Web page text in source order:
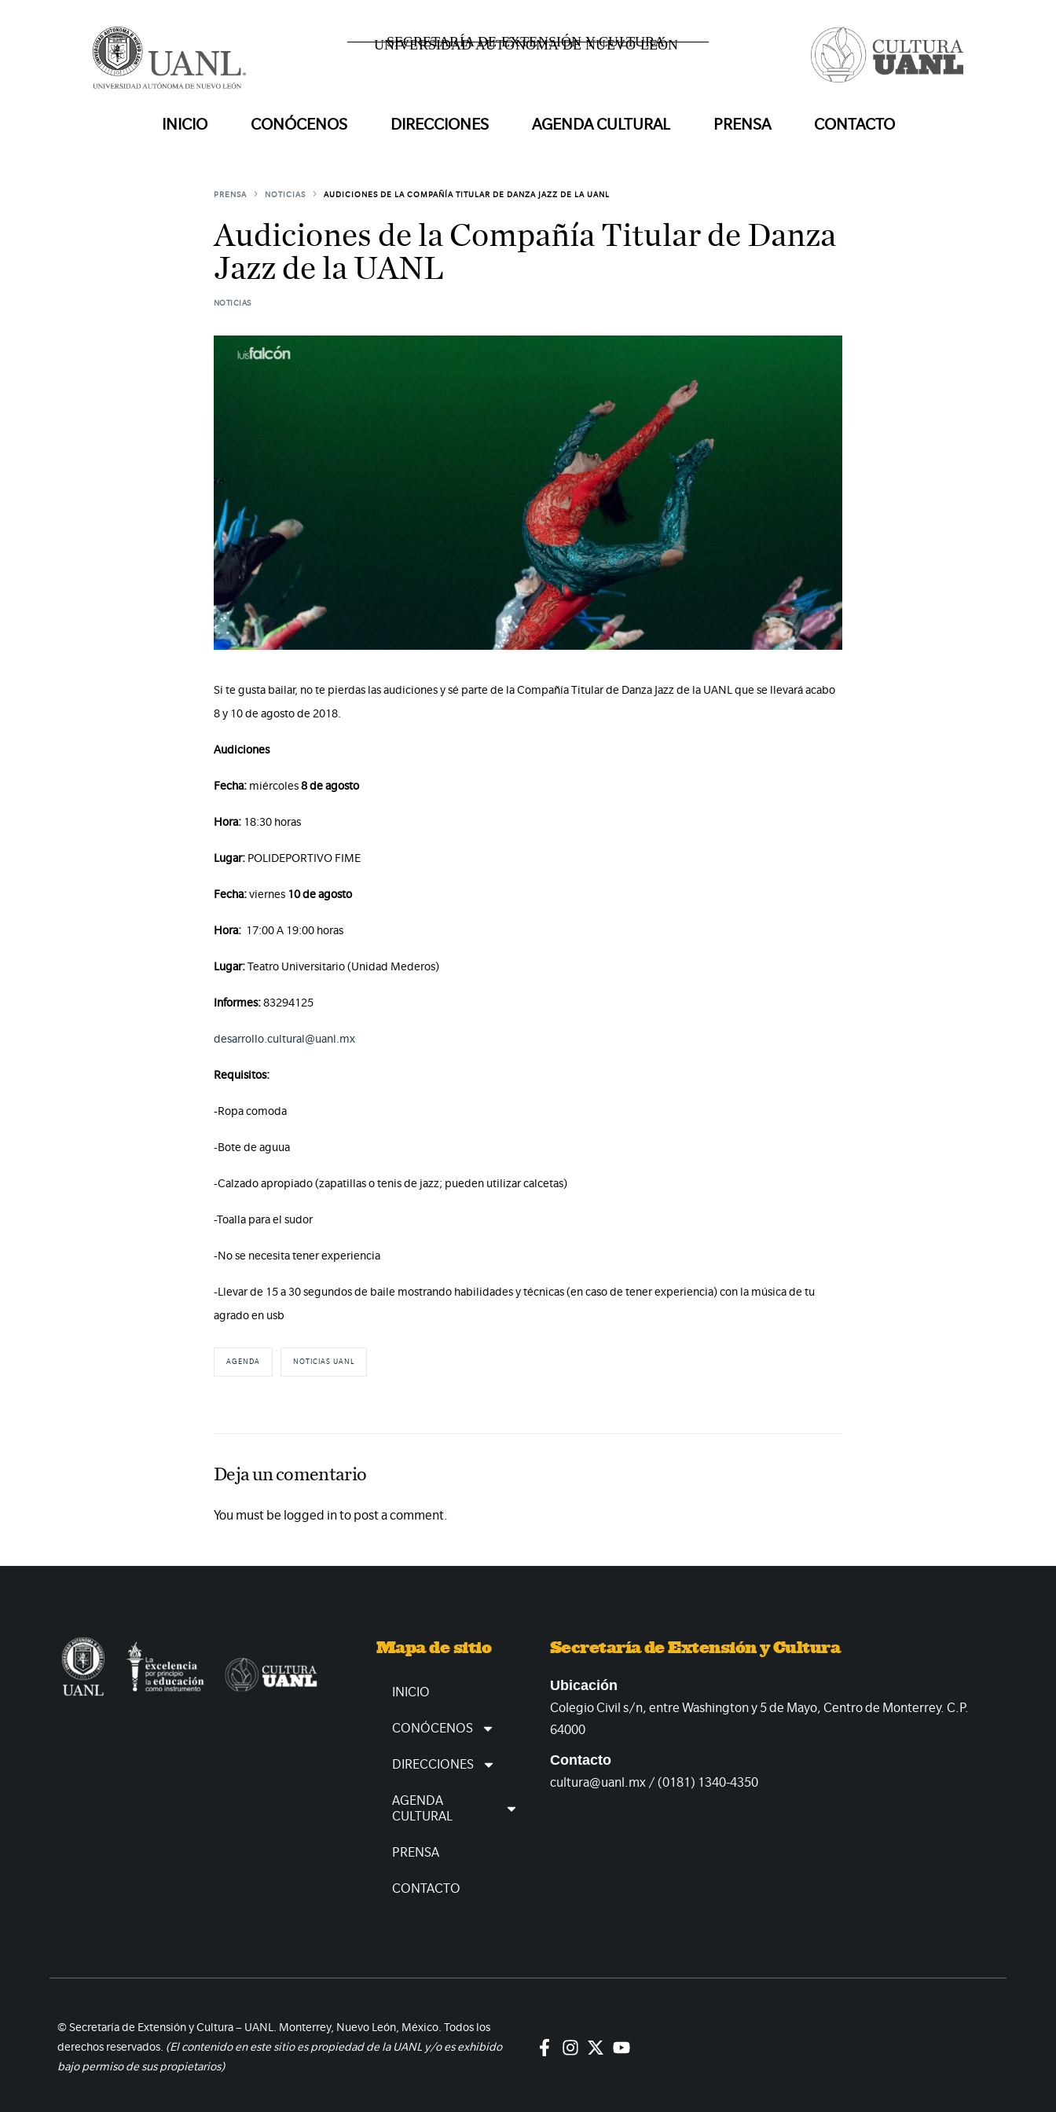
UNIVERSIDAD AUTÓNOMA DE NUEVO LEÓN
SECRETARÍA DE EXTENSIÓN Y CULTURA
INICIO CONÓCENOS DIRECCIONES AGENDA CULTURAL PRENSA CONTACTO
PRENSA NOTICIAS AUDICIONES DE LA COMPAÑÍA TITULAR DE DANZA JAZZ DE LA UANL
Audiciones de la Compañía Titular de Danza
Jazz de la UANL
NOTICIAS
Si te gusta bailar, no te pierdas las audiciones y sé parte de la Compañía Titular de Danza Jazz de la UANL que se llevará acabo
8 y 10 de agosto de 2018.
Audiciones
Fecha: miércoles8 de agosto
​Hora: 18:30 horas ​
Lugar: POLIDEPORTIVO FIME
Fecha:viernes 10 de agosto
Hora: ​ 17:00 A 19:00 horas
Lugar:Teatro Universitario (Unidad Mederos)
Informes:83294125
desarrollo.cultural@uanl.mx
Requisitos:
-Ropa comoda
-Bote de aguua
-Calzado apropiado (zapatillas o tenis de jazz; pueden utilizar calcetas)
-Toalla para el sudor
-No se necesita tener experiencia
-Llevar de 15 a 30 segundos de baile mostrando habilidades y técnicas (en caso de tener experiencia) con la música de tu
agrado en usb
AGENDA NOTICIAS UANL
Deja un comentario
You must be logged in to post a comment.
Mapa de sitio
INICIO
CONÓCENOS
DIRECCIONES
AGENDA
CULTURAL
PRENSA
CONTACTO
Secretaría de Extensión y Cultura
Ubicación
Colegio Civil s/n, entre Washington y 5 de Mayo, Centro de Monterrey. C.P.
64000
Contacto
cultura@uanl.mx / (0181) 1340-4350
© Secretaría de Extensión y Cultura – UANL. Monterrey, Nuevo León, México. Todos los
derechos reservados. (El contenido en este sitio es propiedad de la UANL y/o es exhibido
bajo permiso de sus propietarios)